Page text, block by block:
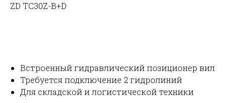
ZD TC30Z-B+D
Встроенный гидравлический позиционер вил
Требуется подключение 2 гидролиний
Для складской и логистической техники